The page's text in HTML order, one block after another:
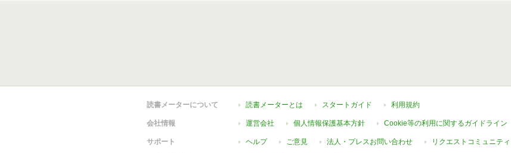
読書メーターについて 読書メーターとは スタートガイド 利用規約
会社情報 運営会社 個人情報保護基本方針 Cookie等の利用に関するガイドライン
サポート ヘルプ ご意見 法人・プレスお問い合わせ リクエストコミュニティ